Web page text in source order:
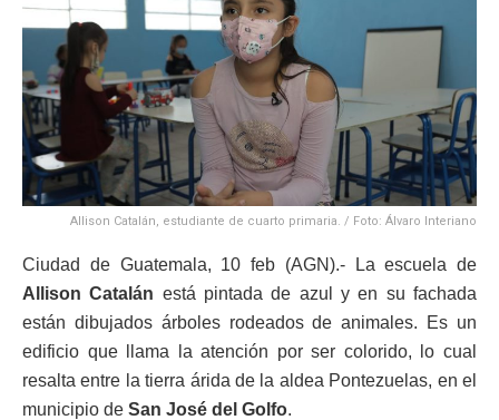
Allison Catalán, estudiante de cuarto primaria. / Foto: Álvaro Interiano
Ciudad de Guatemala, 10 feb (AGN).- La escuela de
Allison Catalán está pintada de azul y en su fachada
están dibujados árboles rodeados de animales. Es un
edificio que llama la atención por ser colorido, lo cual
resalta entre la tierra árida de la aldea Pontezuelas, en el
municipio de San José del Golfo.